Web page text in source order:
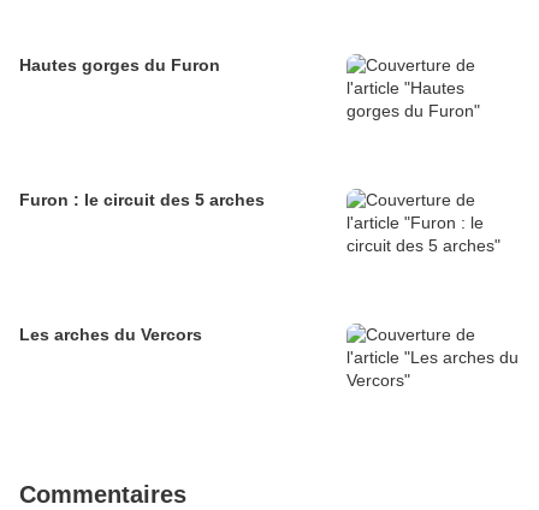
Hautes gorges du Furon
Furon : le circuit des 5 arches
Les arches du Vercors
Commentaires